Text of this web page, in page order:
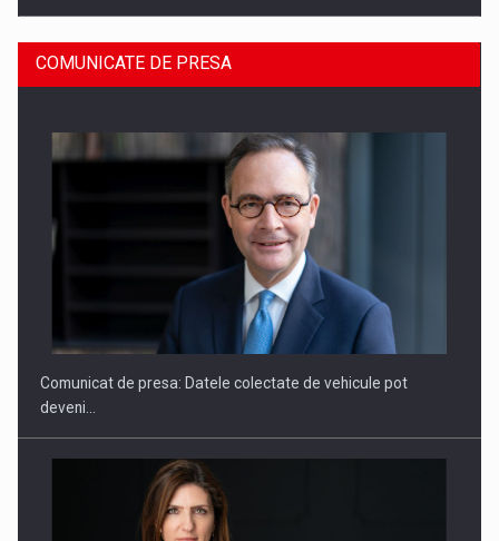
SAPTE PERSONALITATI DIN MEDIUL DE AFACERI, ACADEMIC
COMUNICATE DE PRESA
Comunicat de presa: Datele colectate de vehicule pot
deveni…